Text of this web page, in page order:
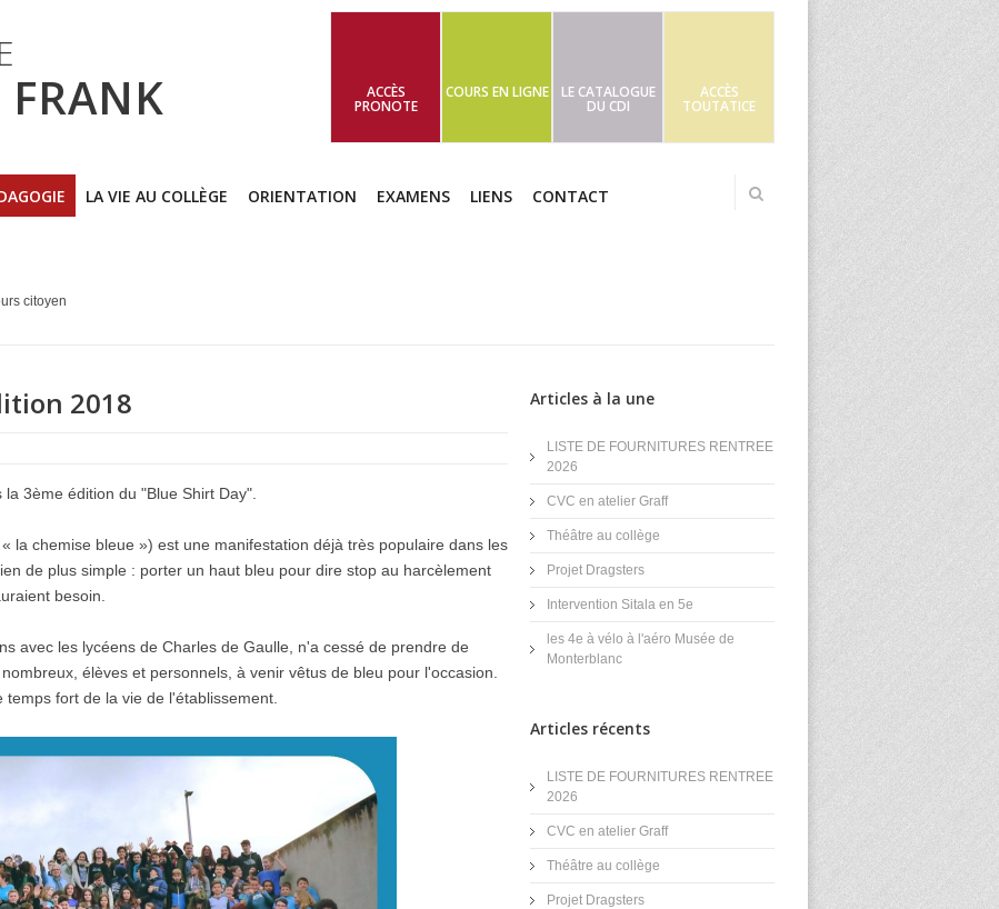
ACCÈS
PRONOTE
COURS EN LIGNE LE CATALOGUE
DU CDI
ACCÈS
TOUTATICE
LA VIE AU COLLÈGE ORIENTATION EXAMENS LIENS CONTACT
citoyen
2018
3ème édition du "Blue Shirt Day".
la chemise bleue ») est une manifestation déjà très populaire dans les
de plus simple : porter un haut bleu pour dire stop au harcèlement
besoin.
avec les lycéens de Charles de Gaulle, n'a cessé de prendre de
élèves et personnels, à venir vêtus de bleu pour l'occasion.
fort de la vie de l'établissement.
Articles à la une
LISTE DE FOURNITURES RENTREE
2026
CVC en atelier Graff
Théâtre au collège
Projet Dragsters
Intervention Sitala en 5e
les 4e à vélo à l'aéro Musée de
Monterblanc
Articles récents
LISTE DE FOURNITURES RENTREE
2026
CVC en atelier Graff
Théâtre au collège
Projet Dragsters